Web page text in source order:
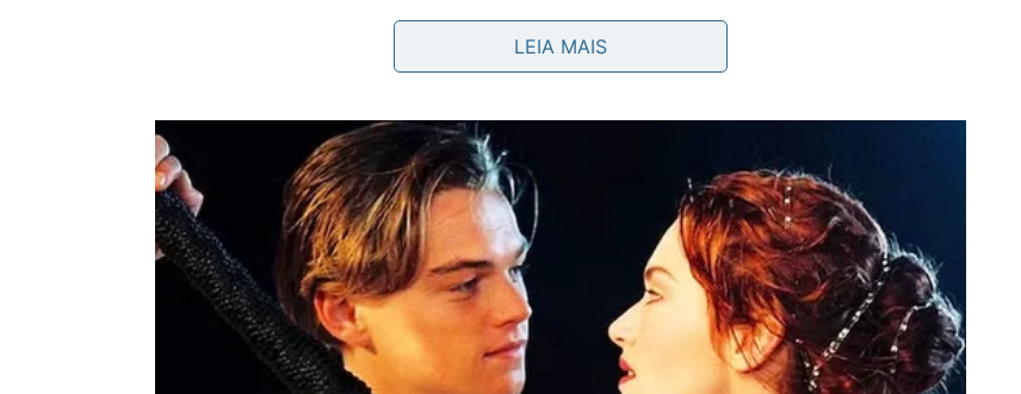
Identifique os gastos que podem ser cortados imediatamente
Nos primeiros dias, vale a pena analisar cada despesa com atenção. Muitas vezes, existem gastos que
parecem pequenos, mas que somados representam uma parcela significativa do orçamento.
Assinaturas pouco utilizadas, aplicativos pagos, compras por impulso, pedidos frequentes de delivery e
gastos recorrentes com lazer podem ser revistos temporariamente.
Isso não significa eliminar tudo o que gera prazer, mas diferenciar o que é essencial do que pode esperar
até que a situação financeira esteja mais estável.
LEIA MAIS